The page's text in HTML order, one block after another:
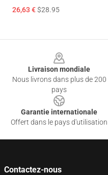
26,63 €$28.95
Livraison mondiale
Nous livrons dans plus de 200
pays
Garantie internationale
Offert dans le pays d'utilisation
Contactez-nous